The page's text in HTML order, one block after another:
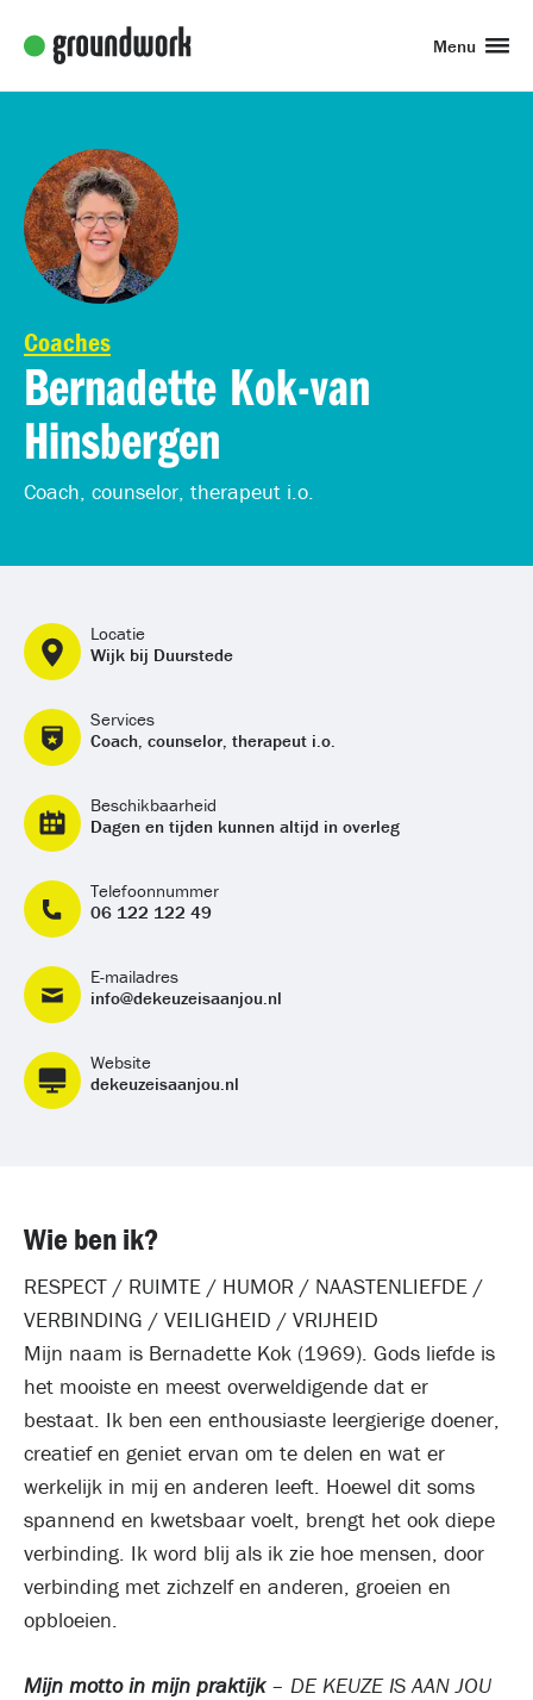
Menu
Coaches
Bernadette Kok-van
Hinsbergen
Coach, counselor, therapeut i.o.
Locatie
Wijk bij Duurstede
Services
Coach, counselor, therapeut i.o.
Beschikbaarheid
Dagen en tijden kunnen altijd in overleg
Telefoonnummer
06 122 122 49
E-mailadres
info@dekeuzeisaanjou.nl
Website
dekeuzeisaanjou.nl
Wie ben ik?
RESPECT / RUIMTE / HUMOR / NAASTENLIEFDE /
VERBINDING / VEILIGHEID / VRIJHEID
Mijn naam is Bernadette Kok (1969). Gods liefde is
het mooiste en meest overweldigende dat er
bestaat. Ik ben een enthousiaste leergierige doener,
creatief en geniet ervan om te delen en wat er
werkelijk in mij en anderen leeft. Hoewel dit soms
spannend en kwetsbaar voelt, brengt het ook diepe
verbinding. Ik word blij als ik zie hoe mensen, door
verbinding met zichzelf en anderen, groeien en
opbloeien.
Mijn motto in mijn praktijk– DE KEUZE IS AAN JOU